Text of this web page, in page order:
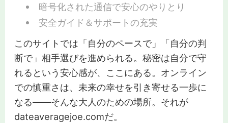
暗号化された通信で安心のやりとり
安全ガイド＆サポートの充実
このサイトでは「自分のペースで」「自分の判
断で」相手選びを進められる。秘密は自分で守
れるという安心感が、ここにある。オンライン
での慎重さは、未来の幸せを引き寄せる一歩に
なる——そんな大人のための場所。それが
dateaveragejoe.comだ。